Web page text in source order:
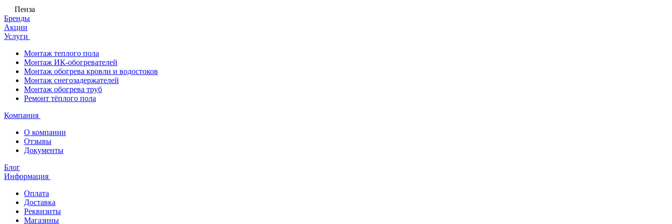
Пенза
Бренды
Акции
Услуги
Монтаж теплого пола
Монтаж ИК-обогревателей
Монтаж обогрева кровли и водостоков
Монтаж снегозадержателей
Монтаж обогрева труб
Ремонт тёплого пола
Компания
О компании
Отзывы
Документы
Блог
Информация
Оплата
Доставка
Реквизиты
Магазины